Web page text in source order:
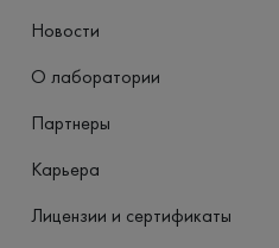
Новости
О лаборатории
Партнеры
Карьера
Лицензии и сертификаты